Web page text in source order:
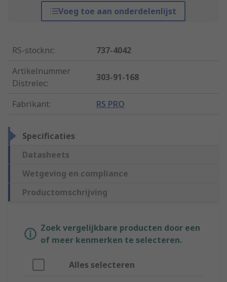
Voeg toe aan onderdelenlijst
RS-stocknr.:
737-4042
Artikelnummer
Distrelec:
303-91-168
Fabrikant: RS PRO
Specificaties
Datasheets
Wetgeving en compliance
Productomschrijving
Zoek vergelijkbare producten door een
of meer kenmerken te selecteren.
Alles selecteren